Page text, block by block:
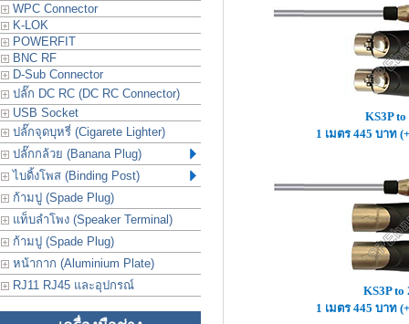
WPC Connector
K-LOK
POWERFIT
BNC RF
D-Sub Connector
ปลั๊ก DC RC (DC RC Connector)
USB Socket
ปลั๊กจุดบุหรี่ (Cigarete Lighter)
ปลั๊กกล้วย (Banana Plug)
ไบดิ้งโพส (Binding Post)
ก้ามปู (Spade Plug)
แท็บลำโพง (Speaker Terminal)
ก้ามปู (Spade Plug)
หน้ากาก (Aluminium Plate)
RJ11 RJ45 และอุปกรณ์
KS3P
1 เมตร 445 บาท
KS3P to
1 เมตร 445 บาท